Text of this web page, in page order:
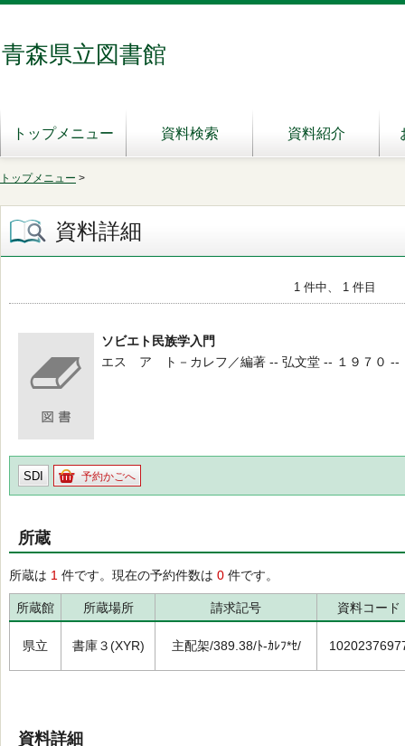
青森県立図書館
トップメニュー 資料検索 資料紹介
トップメニュー >
資料詳細
1 件中、 1 件目
ソビエト民族学入門
エス ア ト－カレフ／編著 -- 弘文堂 -- １９７０ --
SDI 予約かごへ
所蔵
所蔵は 1 件です。現在の予約件数は 0 件です。
所蔵館 所蔵場所 請求記号 資料コード
県立 書庫３(XYR) 主配架/389.38/ﾄ-ｶﾚﾌ*ｾ/
資料詳細